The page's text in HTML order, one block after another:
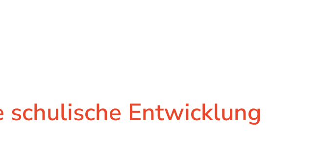
Entwicklung